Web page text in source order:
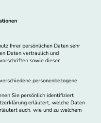
Ihrer persönlichen Daten sehr
Daten vertraulich und
sowie dieser
personenbezogene
Sie persönlich identifiziert
erläutert, welche Daten
auch, wie und zu welchem